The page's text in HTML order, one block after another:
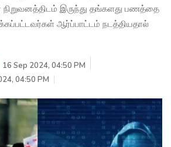
நிறுவனத்திடம் இருந்து தங்களது பணத்தை
ஆர்ப்பாட்டம் நடத்தியதால்
16 Sep 2024, 04:50 PM
04:50 PM